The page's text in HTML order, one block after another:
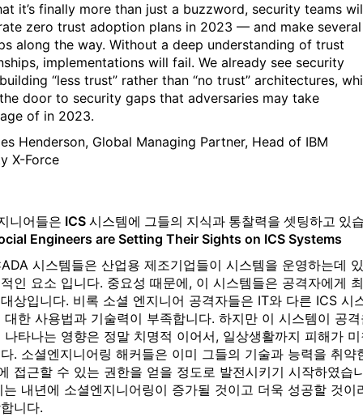
it’s finally more than just a buzzword, security teams
zero trust adoption plans in 2023 — and make several
along the way. Without a deep understanding of trust
implementations will fail. We already see security
“less trust” rather than “no trust” architectures,
door to security gaps that adversaries may take
of in 2023.
Henderson, Global Managing Partner, Head of IBM
X-Force
니어들은 ICS 시스템에 그들의 지식과 통찰력을 셋팅하고 있
Engineers are Setting Their Sights on ICS Systems
시스템들은 산업용 제조기업들이 시스템을 운영하는데
인 요소 입니다. 중요성 때문에, 이 시스템들은 공격자에게
상입니다. 비록 소셜 엔지니어 공격자들은 IT와 다른 ICS 시
대한 사용법과 기술력이 부족합니다. 하지만 이 시스템이 공
나타나는 영향은 정말 치명적 이어서, 일상생활까지 피해가
. 소셜엔지니어링 해커들은 이미 그들의 기술과 능력을 취약
접근할 수 있는 권한을 얻을 정도로 발전시키기 시작하였습
는 내년에 소셜엔지니어링이 증가될 것이고 더욱 성공할 것이
니다.